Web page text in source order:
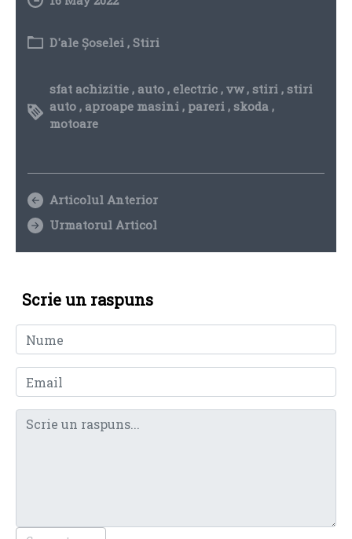
D'ale Șoselei , Stiri
sfat achizitie , auto ,electric ,vw,stiri ,stiri
auto , aproape masini , pareri ,skoda ,
motoare
Articolul Anterior
Urmatorul Articol
Scrie un raspuns